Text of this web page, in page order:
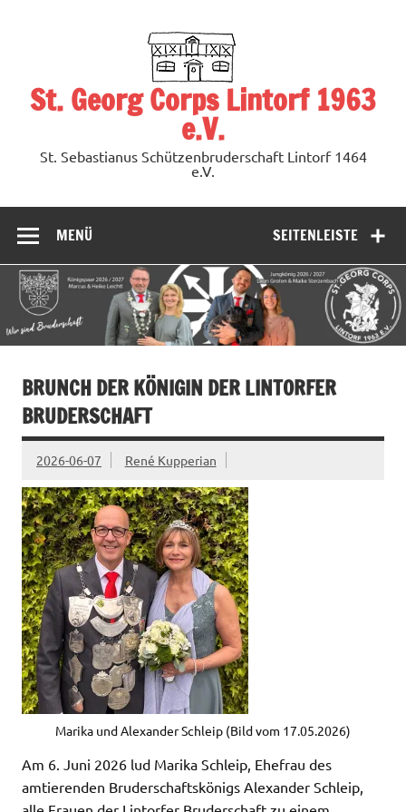
St. Georg Corps Lintorf 1963
e.V.
St. Sebastianus Schützenbruderschaft Lintorf 1464
e.V.
SEITENLEISTE
MENÜ
BRUNCH DER KÖNIGIN DER LINTORFER
BRUDERSCHAFT
2026-06-07 René Kupperian
Marika und Alexander Schleip (Bild vom 17.05.2026)
Am 6. Juni 2026 lud Marika Schleip, Ehefrau des
amtierenden Bruderschaftskönigs Alexander Schleip,